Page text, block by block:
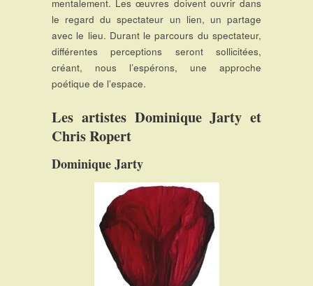
mentalement. Les œuvres doivent ouvrir dans
le regard du spectateur un lien, un partage
avec le lieu. Durant le parcours du spectateur,
différentes perceptions seront sollicitées,
créant, nous l’espérons, une approche
poétique de l’espace.
Les artistes Dominique Jarty et
Chris Ropert
Dominique Jarty